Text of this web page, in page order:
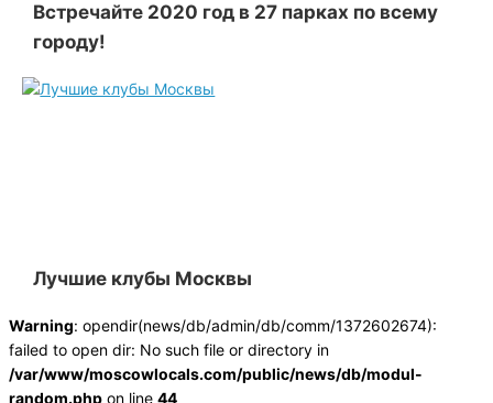
Встречайте 2020 год в 27 парках по всему
городу!
Лучшие клубы Москвы
Warning: opendir(news/db/admin/db/comm/1372602674):
failed to open dir: No such file or directory in
/var/www/moscowlocals.com/public/news/db/modul-
random.phpon line 44